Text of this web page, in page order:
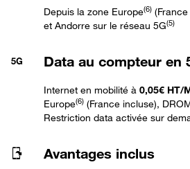
Depuis la zone Europe(6)
et Andorre sur le réseau 5G(5)
Data au compteur en
Internet en mobilité à 0,05€ HT/
Europe(6) (France incluse),
Restriction data activée sur
Avantages inclus